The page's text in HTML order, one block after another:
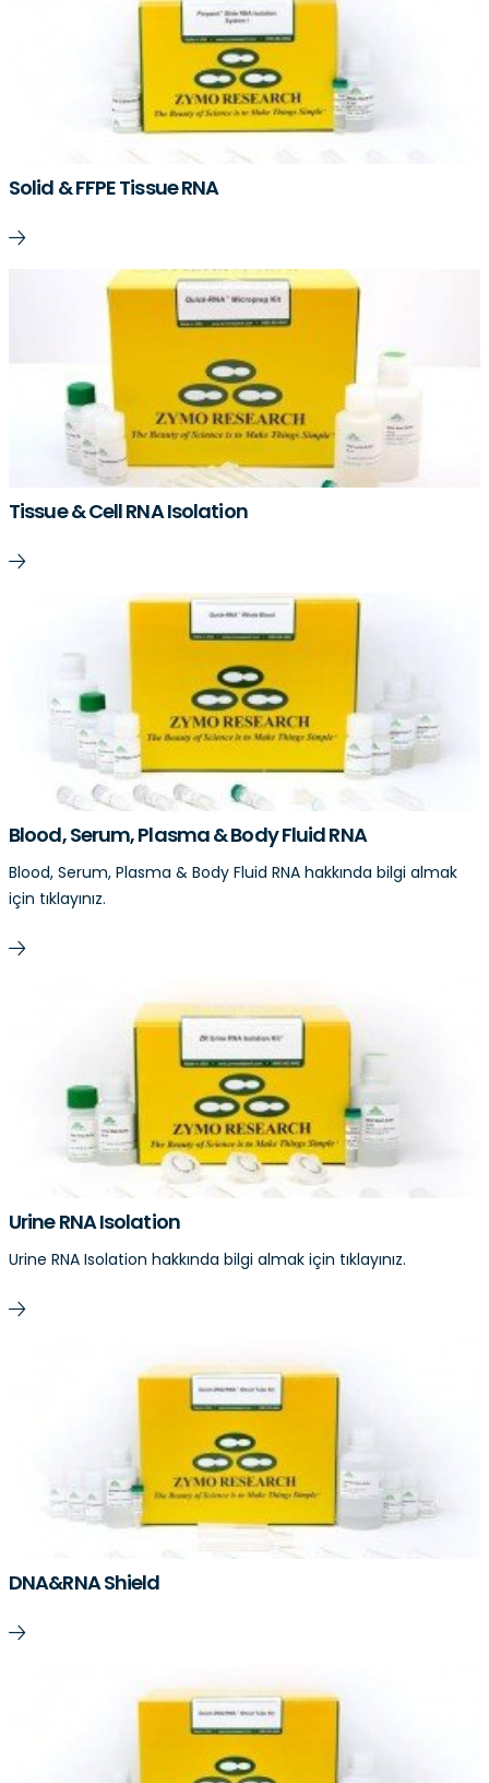
Solid & FFPE Tissue RNA
Tissue & Cell RNA Isolation
Blood, Serum, Plasma & Body Fluid RNA
Blood, Serum, Plasma & Body Fluid RNA hakkında bilgi almak
için tıklayınız.
Urine RNA Isolation
Urine RNA Isolation hakkında bilgi almak için tıklayınız.
DNA&RNA Shield